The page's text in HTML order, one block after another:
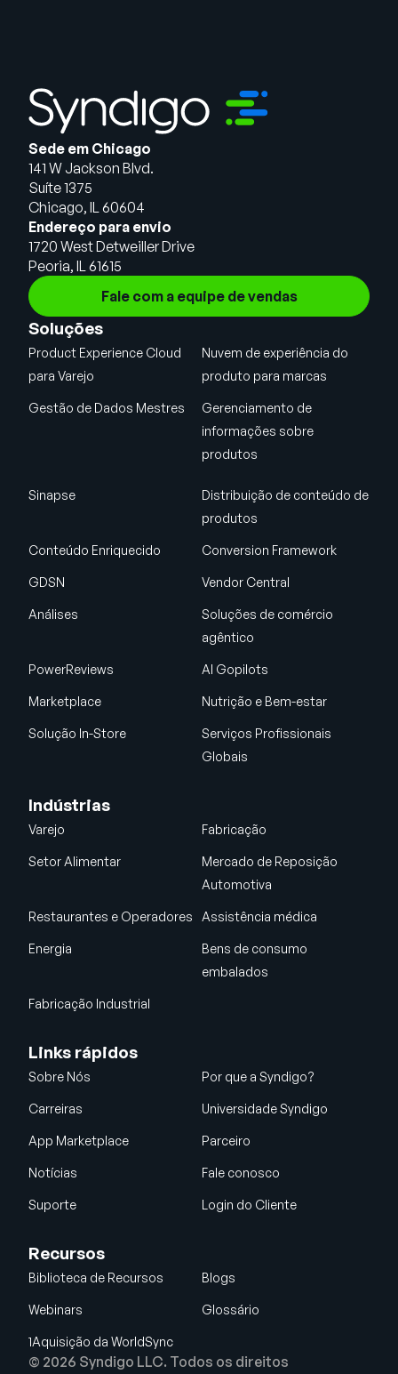
Sede em Chicago
141 W Jackson Blvd.
Suíte 1375
Chicago, IL 60604
Endereço para envio
1720 West Detweiller Drive
Peoria, IL 61615
Fale com a equipe de vendas
Soluções
Product Experience Cloud
para Varejo
Nuvem de experiência do
produto para marcas
Gestão de Dados Mestres
Gerenciamento de
informações sobre
produtos
Sinapse
Distribuição de conteúdo de
produtos
Conteúdo Enriquecido Conversion Framework
GDSN Vendor Central
Análises
Soluções de comércio
agêntico
PowerReviews AI Gopilots
Marketplace Nutrição e Bem-estar
Solução In-Store
Serviços Profissionais
Globais
Indústrias
Varejo Fabricação
Setor Alimentar
Mercado de Reposição
Automotiva
Restaurantes e Operadores Assistência médica
Energia
Bens de consumo
embalados
Fabricação Industrial
Links rápidos
Sobre Nós Por que a Syndigo?
Carreiras Universidade Syndigo
App Marketplace Parceiro
Notícias Fale conosco
Suporte Login do Cliente
Recursos
Biblioteca de Recursos Blogs
Webinars Glossário
1Aquisição da WorldSync
© 2026 Syndigo LLC. Todos os direitos